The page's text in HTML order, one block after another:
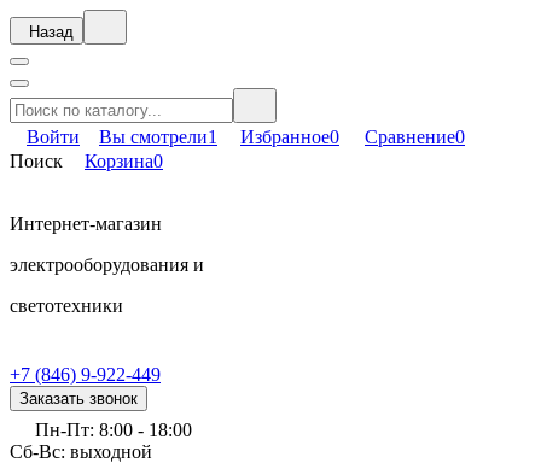
Назад
Войти Вы смотрели1 Избранное0 Сравнение0
Поиск
Корзина0
Интернет-магазин
электрооборудования и
светотехники
+7 (846) 9-922-449
Заказать звонок
Пн-Пт: 8:00 - 18:00
Сб-Вс: выходной